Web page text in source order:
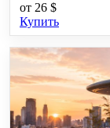
от 26 $
Купить